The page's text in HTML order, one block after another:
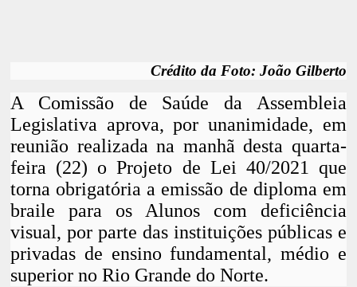
Crédito da Foto: João Gilberto
A Comissão de Saúde da Assembleia
Legislativa aprova, por unanimidade, em
reunião realizada na manhã desta quarta-
feira (22) o Projeto de Lei 40/2021 que
torna obrigatória a emissão de diploma em
braile para os Alunos com deficiência
visual, por parte das instituições públicas e
privadas de ensino fundamental, médio e
superior no Rio Grande do Norte.